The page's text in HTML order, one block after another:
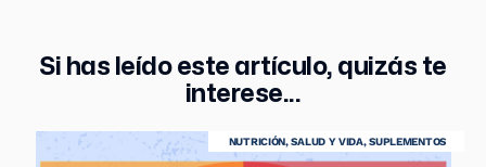
Si has leído este artículo, quizás te
interese...
NUTRICIÓN,SALUD Y VIDA,SUPLEMENTOS